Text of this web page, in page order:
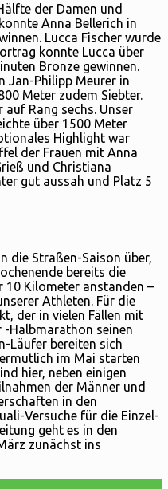
der Damen und
Anna Bellerich in
Lucca Fischer wurde
konnte Lucca über
Bronze gewinnen.
Jan-Philipp Meurer in
Meter zudem Siebter.
Rang sechs. Unser
über 1500 Meter
Highlight war
der Frauen mit Anna
und Christiana
gut aussah und Platz 5
die Straßen-Saison über,
bereits die
10 Kilometer anstanden –
Athleten. Für die
der in vielen Fällen mit
Halbmarathon seinen
Läufer bereiten sich
im Mai starten
hier, neben einigen
der Männer und
in den
Versuche für die Einzel-
geht es in den
zunächst ins